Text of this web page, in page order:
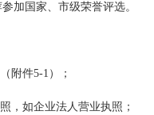
加国家、市级荣誉评选。
件5-1）；
如企业法人营业执照；